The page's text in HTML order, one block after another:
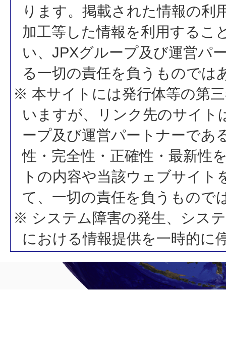
ります。掲載された情報の利
加工等した情報を利用するこ
い、JPXグループ及び運営パ
る一切の責任を負うものでは
※ 本サイトには発行体等の第
いますが、リンク先のサイト
ープ及び運営パートナーであ
性・完全性・正確性・最新性
トの内容や当該ウェブサイ
て、一切の責任を負うもので
※ システム障害の発生、シス
における情報提供を一時的に